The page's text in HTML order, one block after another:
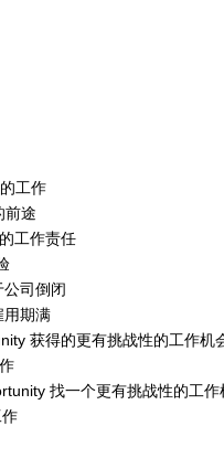
工作
前途
工作责任
司倒闭
用期满
获得的更有挑战性的工作机
找一个更有挑战性的工作